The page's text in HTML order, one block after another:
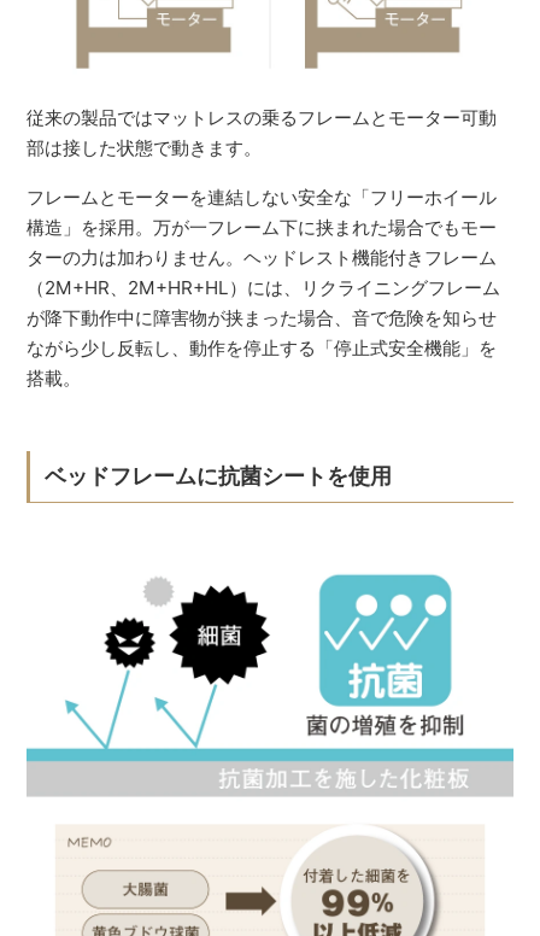
従来の製品ではマットレスの乗るフレームとモーター可動
部は接した状態で動きます。
フレームとモーターを連結しない安全な「フリーホイール
構造」を採用。万が一フレーム下に挟まれた場合でもモー
ターの力は加わりません。ヘッドレスト機能付きフレーム
（2M+HR、2M+HR+HL）には、リクライニングフレーム
が降下動作中に障害物が挟まった場合、音で危険を知らせ
ながら少し反転し、動作を停止する「停止式安全機能」を
搭載。
ベッドフレームに抗菌シートを使用